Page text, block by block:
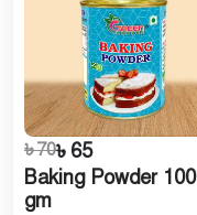
৳ 70৳ 65
Baking Powder 100
gm